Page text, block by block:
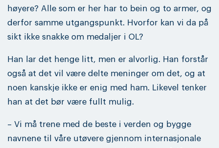
høyere? Alle som er her har to bein og to armer, og
derfor samme utgangspunkt. Hvorfor kan vi da på
sikt ikke snakke om medaljer i OL?
Han lar det henge litt, men er alvorlig. Han forstår
også at det vil være delte meninger om det, og at
noen kanskje ikke er enig med ham. Likevel tenker
han at det bør være fullt mulig.
– Vi må trene med de beste i verden og bygge
navnene til våre utøvere gjennom internasjonale